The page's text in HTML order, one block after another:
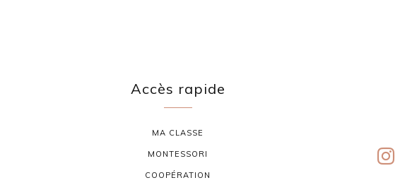
Accès rapide
MA CLASSE
MONTESSORI
COOPÉRATION